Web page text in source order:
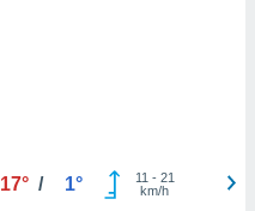
17° / 1° 11 - 21
km/h